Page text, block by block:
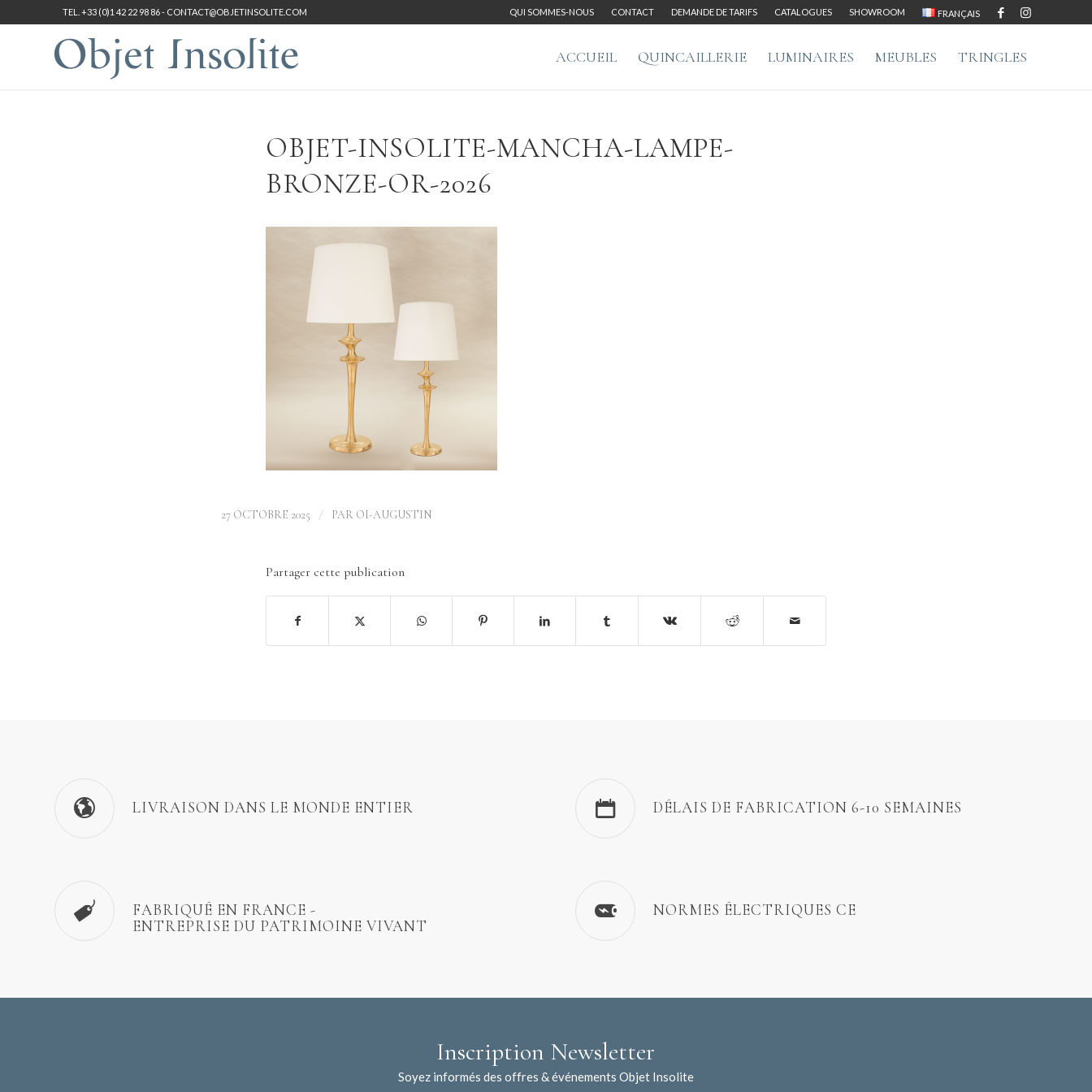
QUI SOMMES-NOUS CONTACT DEMANDE DE TARIFS CATALOGUES SHOWROOM FRANÇAIS
TEL. +33 (0)1 42 22 98 86 - CONTACT@OBJETINSOLITE.COM
ACCUEIL QUINCAILLERIE LUMINAIRES MEUBLES TRINGLES
OBJET-INSOLITE-MANCHA-LAMPE-
BRONZE-OR-2026
27 OCTOBRE 2025 / PAR OI-AUGUSTIN
Partager cette publication
LIVRAISON DANS LE MONDE ENTIER DÉLAIS DE FABRICATION 6-10 SEMAINES
FABRIQUÉ EN FRANCE -
ENTREPRISE DU PATRIMOINE VIVANT
NORMES ÉLECTRIQUES CE
Inscription Newsletter
Soyez informés des offres & événements Objet Insolite